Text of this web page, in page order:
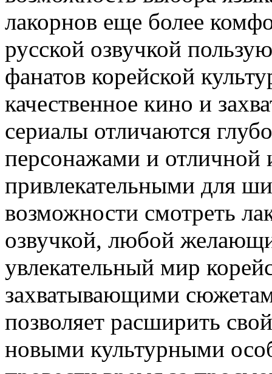
лакорнов еще более
русской озвучкой
фанатов корейской
качественное кино и
сериалы отличаются
персонажами и отличной
привлекательными для
возможности смотреть
озвучкой, любой
увлекательный мир
захватывающими
позволяет расширить
новыми культурными